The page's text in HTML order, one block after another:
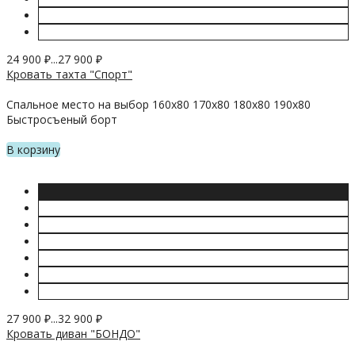
24 900 ₽...27 900 ₽
Кровать тахта "Спорт"
Спальное место на выбор 160х80 170х80 180х80 190х80
Быстросъеный борт
В корзину
27 900 ₽...32 900 ₽
Кровать диван "БОНДО"